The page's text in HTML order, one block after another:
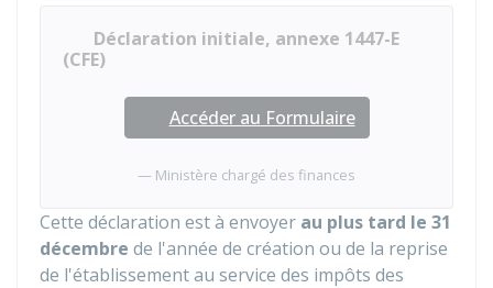
Déclaration initiale, annexe 1447-E
(CFE)
Accéder au Formulaire
Ministère chargé des finances
Cette déclaration est à envoyer au plus tard le 31
décembre de l'année de création ou de la reprise
de l'établissement au service des impôts des